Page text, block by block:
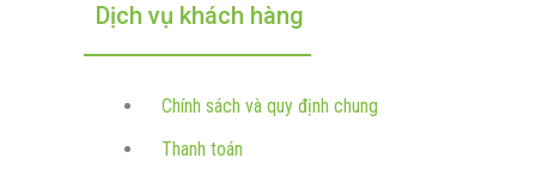
Dịch vụ khách hàng
Chính sách và quy định chung
Thanh toán